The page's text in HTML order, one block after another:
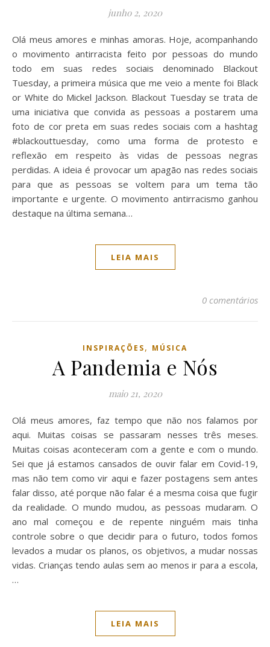
junho 2, 2020
Olá meus amores e minhas amoras. Hoje, acompanhando
o movimento antirracista feito por pessoas do mundo
todo em suas redes sociais denominado Blackout
Tuesday, a primeira música que me veio a mente foi Black
or White do Mickel Jackson. Blackout Tuesday se trata de
uma iniciativa que convida as pessoas a postarem uma
foto de cor preta em suas redes sociais com a hashtag
#blackouttuesday, como uma forma de protesto e
reflexão em respeito às vidas de pessoas negras
perdidas. A ideia é provocar um apagão nas redes sociais
para que as pessoas se voltem para um tema tão
importante e urgente. O movimento antirracismo ganhou
destaque na última semana…
LEIA MAIS
0 comentários
INSPIRAÇÕES, MÚSICA
A Pandemia e Nós
maio 21, 2020
Olá meus amores, faz tempo que não nos falamos por
aqui. Muitas coisas se passaram nesses três meses.
Muitas coisas aconteceram com a gente e com o mundo.
Sei que já estamos cansados de ouvir falar em Covid-19,
mas não tem como vir aqui e fazer postagens sem antes
falar disso, até porque não falar é a mesma coisa que fugir
da realidade. O mundo mudou, as pessoas mudaram. O
ano mal começou e de repente ninguém mais tinha
controle sobre o que decidir para o futuro, todos fomos
levados a mudar os planos, os objetivos, a mudar nossas
vidas. Crianças tendo aulas sem ao menos ir para a escola,
…
LEIA MAIS